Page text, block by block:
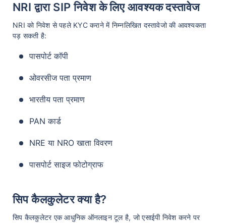
Systematic Withdrawal Plan
- SWP
SWP Calculator
SIP vs SWP vs STP
NRI द्वारा SIP निवेश के लिए आवश्यक दस्तावेज
NRI को निवेश से पहले KYC कराने में निम्नलिखित दस्तावेजो की आवश्यकता
पड़ सकती है:
पासपोर्ट कॉपी
ओवरसीज पता प्रमाण
भारतीय पता प्रमाण
PAN कार्ड
NRE या NRO खाता विवरण
पासपोर्ट साइज फोटोग्राफ
सिप कैलकुलेटर क्या है?
सिप कैलकुलेटर एक आधुनिक ऑनलाइन टूल है, जो एसाईपी निवेश करने पर